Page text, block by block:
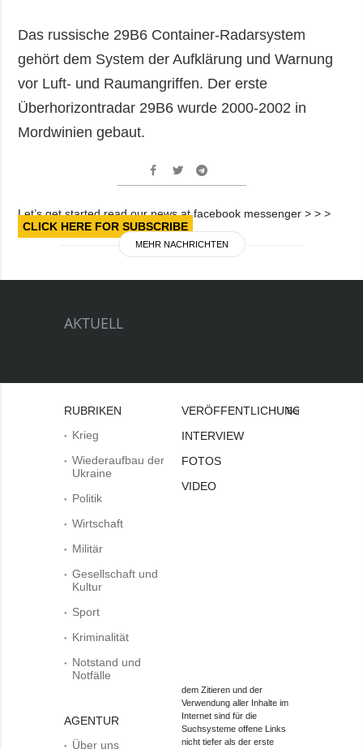
Das russische 29B6 Container-Radarsystem
gehört dem System der Aufklärung und Warnung
vor Luft- und Raumangriffen. Der erste
Überhorizontradar 29B6 wurde 2000-2002 in
Mordwinien gebaut.
Let’s get started read our news at facebook messenger > > >
CLICK HERE FOR SUBSCRIBE
MEHR NACHRICHTEN
AKTUELL
RUBRIKEN
Krieg
Wiederaufbau der
Ukraine
Politik
Wirtschaft
Militär
Gesellschaft und
Kultur
Sport
Kriminalität
Notstand und
Notfälle
AGENTUR
Über uns
VERÖFFENTLICHUNGEN
INTERVIEW
FOTOS
VIDEO
Bei
dem Zitieren und der
Verwendung aller Inhalte im
Internet sind für die
Suchsysteme offene Links
nicht tiefer als der erste